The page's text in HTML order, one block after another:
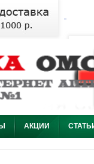
АКЦИИ